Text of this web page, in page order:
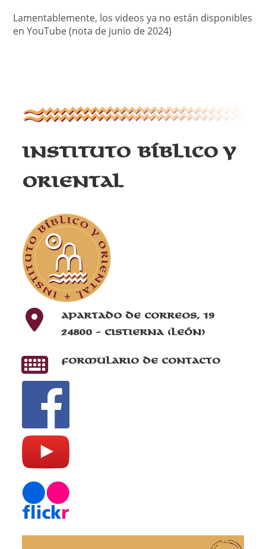
Lamentablemente, los videos ya no están disponibles
en YouTube (nota de junio de 2024)
Instituto Bíblico y
Oriental
Apartado de correos, 19
24800 - Cistierna (León)
Formulario de contacto